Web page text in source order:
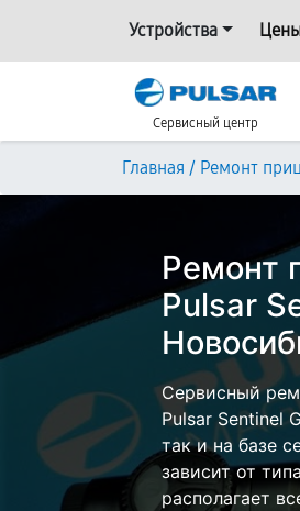
Устройства
Сервисный центр
Главная / Ремонт
Ремонт
Pulsar
Сервисный
Pulsar Sentinel
так и на базе
зависит от
располагает